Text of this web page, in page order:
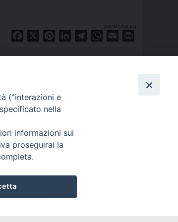
condividi su
Facebook PinterestLinkedInTelegramWhatsApp
Email
("interazioni e
nella
informazioni sui
proseguirai la